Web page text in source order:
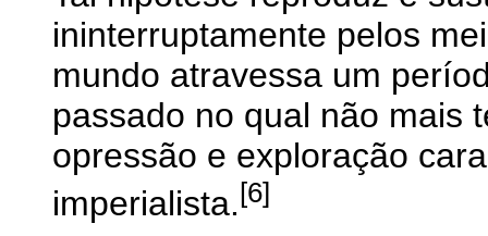
ininterruptamente pelos
mundo atravessa um
passado no qual não mais
opressão e exploração
imperialista.[6]